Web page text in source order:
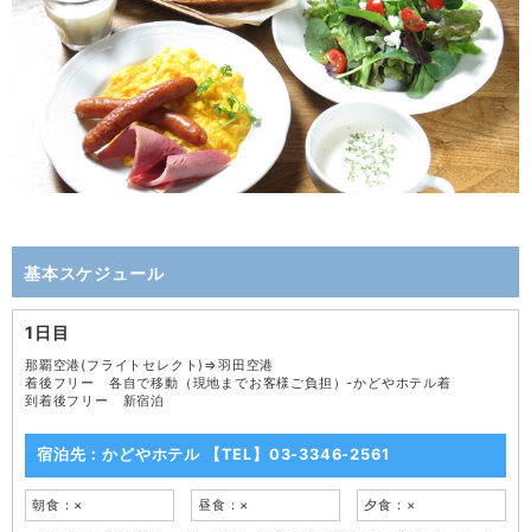
基本スケジュール
1日目
那覇空港(フライトセレクト)⇒羽田空港
着後フリー 各自で移動（現地までお客様ご負担）-かどやホテル着
到着後フリー 新宿泊
宿泊先：かどやホテル 【TEL】03-3346-2561
朝食：× 昼食：× 夕食：×